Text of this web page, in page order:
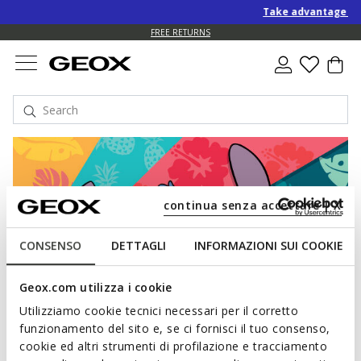
CONSENSO DETTAGLI INFORMAZIONI SUI COOKIE
Geox.com utilizza i cookie
Utilizziamo cookie tecnici necessari per il corretto
funzionamento del sito e, se ci fornisci il tuo consenso,
cookie ed altri strumenti di profilazione e tracciamento
continua senza accettare | X
Take advantage of
FREE RETURNS